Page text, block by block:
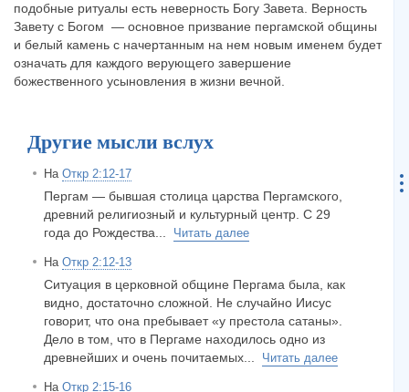
подобные ритуалы есть неверность Богу Завета. Верность
Завету с Богом — основное призвание пергамской общины
и белый камень с начертанным на нем новым именем будет
означать для каждого верующего завершение
божественного усыновления в жизни вечной.
Другие мысли вслух
На Откр 2:12-17
Пергам — бывшая столица царства Пергамского,
древний религиозный и культурный центр. С 29
года до Рождества... Читать далее
На Откр 2:12-13
Ситуация в церковной общине Пергама была, как
видно, достаточно сложной. Не случайно Иисус
говорит, что она пребывает «у престола сатаны».
Дело в том, что в Пергаме находилось одно из
древнейших и очень почитаемых... Читать далее
На Откр 2:15-16